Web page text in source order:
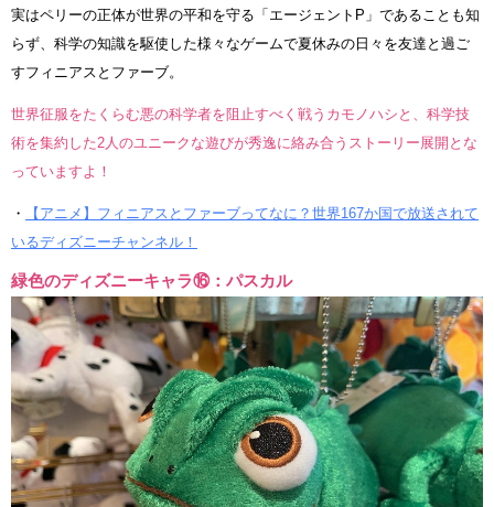
実はペリーの正体が世界の平和を守る「エージェントP」であることも知
らず、科学の知識を駆使した様々なゲームで夏休みの日々を友達と過ご
すフィニアスとファーブ。
世界征服をたくらむ悪の科学者を阻止すべく戦うカモノハシと、科学技
術を集約した2人のユニークな遊びが秀逸に絡み合うストーリー展開とな
っていますよ！
・
【アニメ】フィニアスとファーブってなに？世界167か国で放送されて
いるディズニーチャンネル！
緑色のディズニーキャラ⑯：パスカル